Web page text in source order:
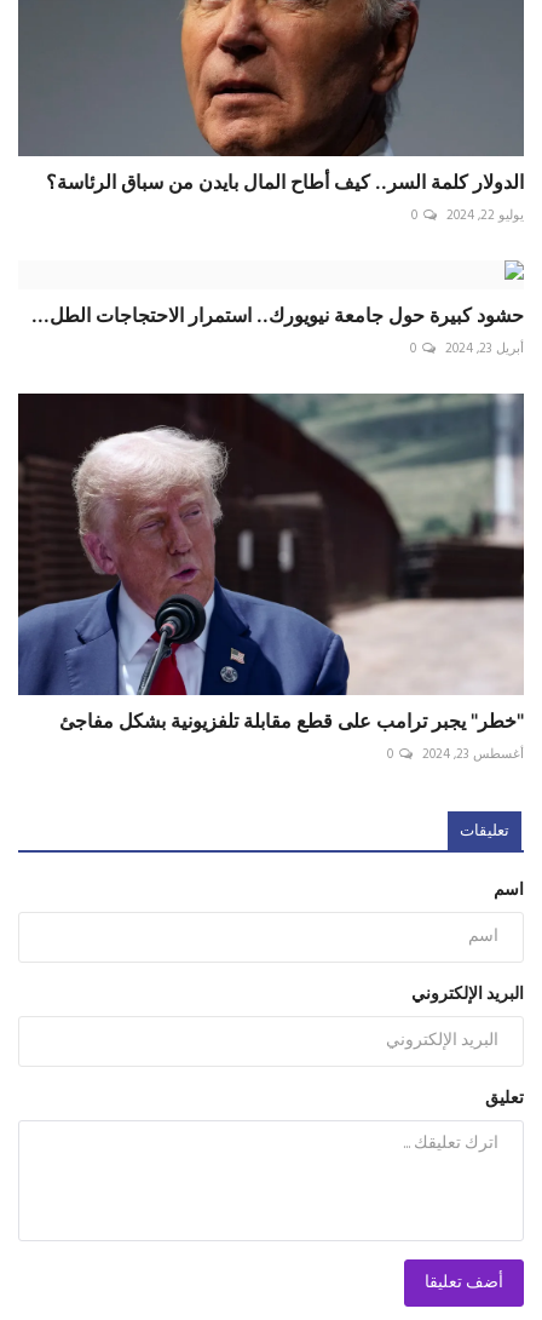
الدولار كلمة السر.. كيف أطاح المال بايدن من سباق الرئاسة؟
يوليو 22, 2024 0
حشود كبيرة حول جامعة ‎نيويورك.. استمرار الاحتجاجات الطل...
أبريل 23, 2024 0
"خطر" يجبر ترامب على قطع مقابلة تلفزيونية بشكل مفاجئ
أغسطس 23, 2024 0
تعليقات
اسم
البريد الإلكتروني
تعليق
أضف تعليقا